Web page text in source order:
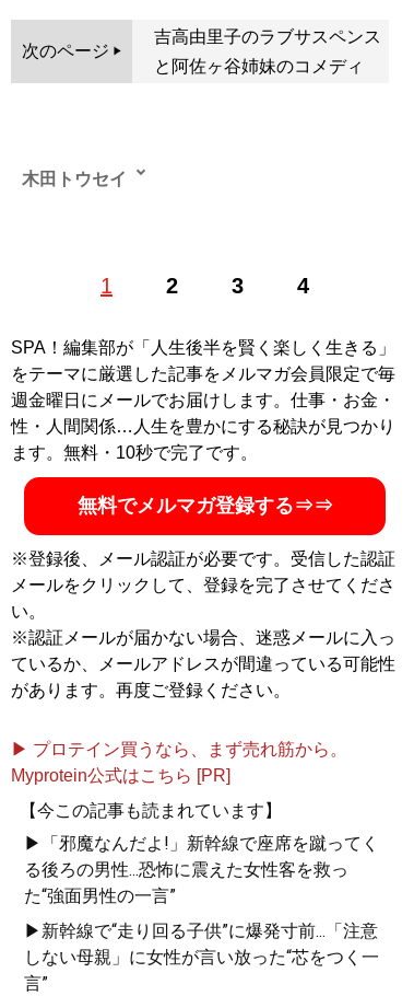
次のページ
吉高由里子のラブサスペンス
と阿佐ヶ谷姉妹のコメディ
1 2 3 4
木田トウセイ
記事一覧へ
SPA！編集部が「人生後半を賢く楽しく生きる」
をテーマに厳選した記事をメルマガ会員限定で毎
週金曜日にメールでお届けします。仕事・お金・
性・人間関係…人生を豊かにする秘訣が見つかり
ます。無料・10秒で完了です。
無料でメルマガ登録する⇒⇒
※登録後、メール認証が必要です。受信した認証
メールをクリックして、登録を完了させてくださ
い。
※認証メールが届かない場合、迷惑メールに入っ
ているか、メールアドレスが間違っている可能性
があります。再度ご登録ください。
▶ プロテイン買うなら、まず売れ筋から。
Myprotein公式はこちら [PR]
【今この記事も読まれています】
▶「邪魔なんだよ!」新幹線で座席を蹴ってく
る後ろの男性...恐怖に震えた女性客を救っ
た“強面男性の一言”
▶新幹線で“走り回る子供”に爆発寸前...「注意
しない母親」に女性が言い放った“芯をつく一
言”